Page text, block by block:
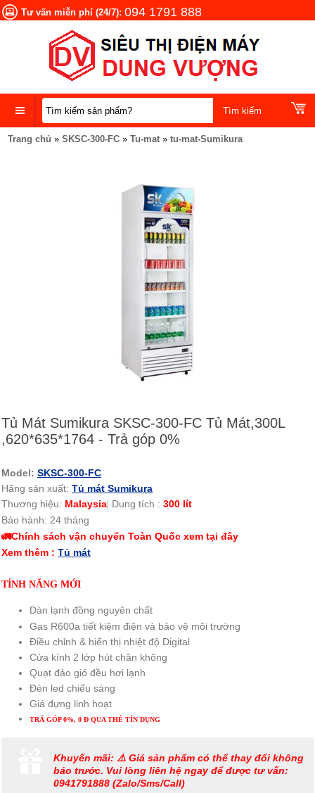
Tư vấn miễn phí (24/7): 094 1791 888
DANH
Trang chủ » SKSC-300-FC » Tu-mat » tu-mat-Sumikura
Tủ Mát Sumikura SKSC-300-FC Tủ Mát,300L
,620*635*1764 - Trả góp 0%
Model: SKSC-300-FC
Hãng sản xuất: Tủ mát Sumikura
Thương hiệu: Malaysia Dung tích : 300 lít
Bảo hành: 24 tháng
🚛Chính sách vận chuyển Toàn Quốc xem tại đây
Xem thêm : Tủ mát
TÍNH NĂNG MỚI
Dàn lạnh đồng nguyên chất
Gas R600a tiết kiệm điện và bảo vệ môi trường
Điều chỉnh & hiển thị nhiệt độ Digital
Cửa kính 2 lớp hút chân không
Quạt đảo gió đều hơi lạnh
Đèn led chiếu sáng
Giá đựng linh hoạt
TRẢ GÓP 0%, 0 Đ QUA THẺ TÍN DỤNG
Khuyến mãi: ⚠️ Giá sản phẩm có thể thay đổi không
báo trước. Vui lòng liên hệ ngay để được tư vấn:
0941791888 (Zalo/Sms/Call)